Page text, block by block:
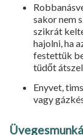
sakor nem
szikrát
hajolni, ha
fes­tettük
tüdőt
Enyvet,
vagy